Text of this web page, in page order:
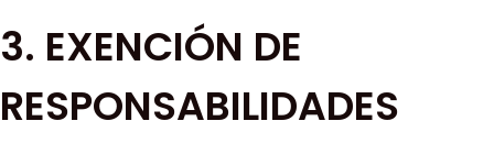
3. EXENCIÓN DE
RESPONSABILIDADES